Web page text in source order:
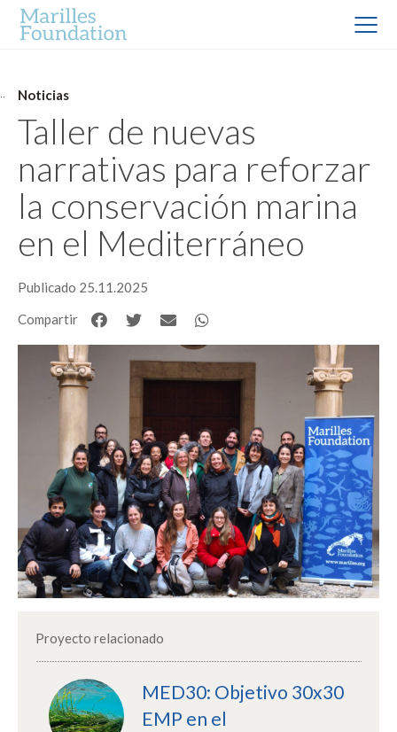
Noticias
Taller de nuevas
narrativas para reforzar
la conservación marina
en el Mediterráneo
Publicado 25.11.2025
Compartir
Proyecto relacionado
MED30: Objetivo 30x30
EMP en el